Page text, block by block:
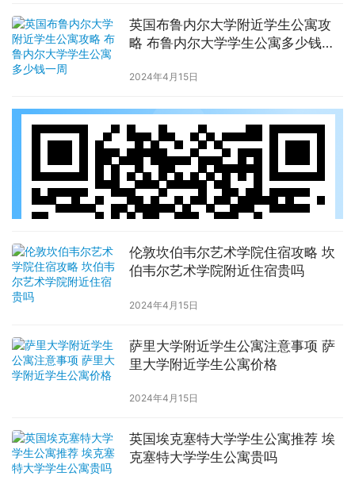
英国布鲁内尔大学附近学生公寓攻
略 布鲁内尔大学学生公寓多少钱一
2024年4月15日
伦敦坎伯韦尔艺术学院住宿攻略 坎
伯韦尔艺术学院附近住宿贵吗
2024年4月15日
萨里大学附近学生公寓注意事项 萨
里大学附近学生公寓价格
2024年4月15日
英国埃克塞特大学学生公寓推荐 埃
克塞特大学学生公寓贵吗